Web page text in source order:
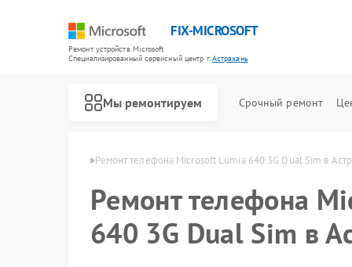
FIX-MICROSOFT
Ремонт устройств Microsoft
Специализированный cервисный центр г.Астрахань
Мы ремонтируем Срочный ремонт
Ремонт телефона Microsoft Lumia 640 3G Dual Sim в
Ремонт телефона
640 3G Dual Sim в